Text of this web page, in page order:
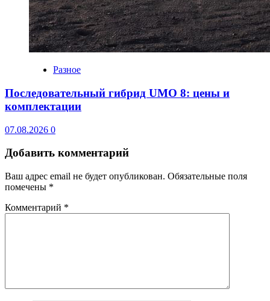
Разное
Последовательный гибрид UMO 8: цены и
комплектации
07.08.2026 0
Добавить комментарий
Ваш адрес email не будет опубликован. Обязательные поля
помечены *
Комментарий *